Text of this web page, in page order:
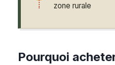
zone rurale
Pourquoi